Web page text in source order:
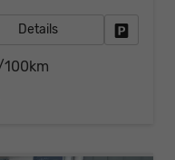
Details